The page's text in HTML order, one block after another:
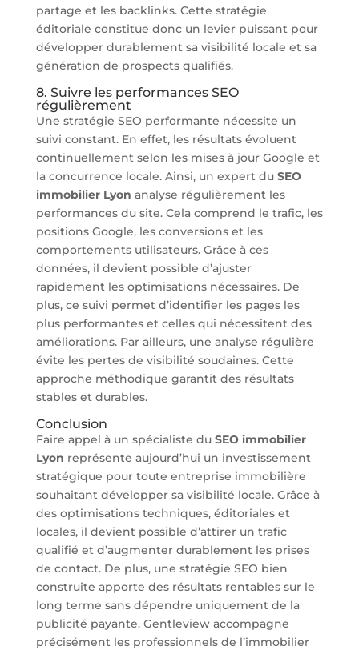
partage et les backlinks. Cette stratégie
éditoriale constitue donc un levier puissant pour
développer durablement sa visibilité locale et sa
génération de prospects qualifiés.
8. Suivre les performances SEO
régulièrement
Une stratégie SEO performante nécessite un
suivi constant. En effet, les résultats évoluent
continuellement selon les mises à jour Google et
la concurrence locale. Ainsi, un expert du SEO
immobilier Lyon analyse régulièrement les
performances du site. Cela comprend le trafic, les
positions Google, les conversions et les
comportements utilisateurs. Grâce à ces
données, il devient possible d’ajuster
rapidement les optimisations nécessaires. De
plus, ce suivi permet d’identifier les pages les
plus performantes et celles qui nécessitent des
améliorations. Par ailleurs, une analyse régulière
évite les pertes de visibilité soudaines. Cette
approche méthodique garantit des résultats
stables et durables.
Conclusion
Faire appel à un spécialiste du SEO immobilier
Lyon représente aujourd’hui un investissement
stratégique pour toute entreprise immobilière
souhaitant développer sa visibilité locale. Grâce à
des optimisations techniques, éditoriales et
locales, il devient possible d’attirer un trafic
qualifié et d’augmenter durablement les prises
de contact. De plus, une stratégie SEO bien
construite apporte des résultats rentables sur le
long terme sans dépendre uniquement de la
publicité payante. Gentleview accompagne
précisément les professionnels de l’immobilier